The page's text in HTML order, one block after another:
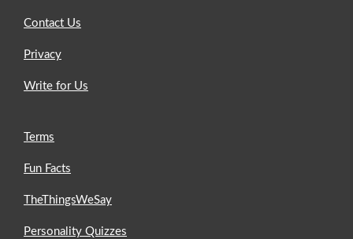
Contact Us
Privacy
Write for Us
Terms
Fun Facts
TheThingsWeSay
Personality Quizzes